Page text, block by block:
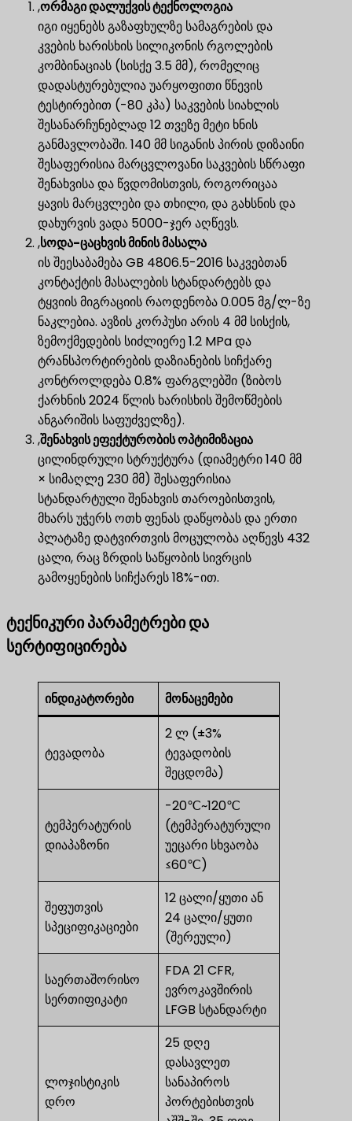
,ორმაგი დალუქვის ტექნოლოგია
იგი იყენებს გაზაფხულზე სამაგრების და
კვების ხარისხის სილიკონის რგოლების
კომბინაციას (სისქე 3.5 მმ), რომელიც
დადასტურებულია უარყოფითი წნევის
ტესტირებით (-80 კპა) საკვების სიახლის
შესანარჩუნებლად 12 თვეზე მეტი ხნის
განმავლობაში. 140 მმ სიგანის პირის დიზაინი
შესაფერისია მარცვლოვანი საკვების სწრაფი
შენახვისა და წვდომისთვის, როგორიცაა
ყავის მარცვლები და თხილი, და გახსნის და
დახურვის ვადა 5000-ჯერ აღწევს.
,სოდა-ცაცხვის მინის მასალა
ის შეესაბამება GB 4806.5-2016 საკვებთან
კონტაქტის მასალების სტანდარტებს და
ტყვიის მიგრაციის რაოდენობა 0.005 მგ/ლ-ზე
ნაკლებია. ავზის კორპუსი არის 4 მმ სისქის,
ზემოქმედების სიძლიერე 1.2 MPa და
ტრანსპორტირების დაზიანების სიჩქარე
კონტროლდება 0.8% ფარგლებში (ზიბოს
ქარხნის 2024 წლის ხარისხის შემოწმების
ანგარიშის საფუძველზე).
,შენახვის ეფექტურობის ოპტიმიზაცია
ცილინდრული სტრუქტურა (დიამეტრი 140 მმ
× სიმაღლე 230 მმ) შესაფერისია
სტანდარტული შენახვის თაროებისთვის,
მხარს უჭერს ოთხ ფენას დაწყობას და ერთი
პლატაზე დატვირთვის მოცულობა აღწევს 432
ცალი, რაც ზრდის საწყობის სივრცის
გამოყენების სიჩქარეს 18%-ით.
ტექნიკური პარამეტრები და
სერტიფიცირება
ინდიკატორები მონაცემები
ტევადობა
2 ლ (±3%
ტევადობის
შეცდომა)
ტემპერატურის
დიაპაზონი
-20℃~120℃
(ტემპერატურული
უეცარი სხვაობა
≤60℃)
შეფუთვის
სპეციფიკაციები
12 ცალი/ყუთი ან
24 ცალი/ყუთი
(შერეული)
საერთაშორისო
სერთიფიკატი
FDA 21 CFR,
ევროკავშირის
LFGB სტანდარტი
ლოჯისტიკის
დრო
25 დღე
დასავლეთ
სანაპიროს
პორტებისთვის